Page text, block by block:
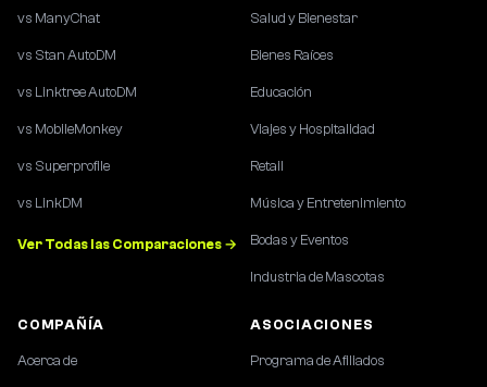
vs ManyChat
vs Stan AutoDM
vs Linktree AutoDM
vs MobileMonkey
vs Superprofile
vs LinkDM
Ver Todas las Comparaciones →
Salud y Bienestar
Bienes Raíces
Educación
Viajes y Hospitalidad
Retail
Música y Entretenimiento
Bodas y Eventos
Industria de Mascotas
COMPAÑÍA
Acerca de
ASOCIACIONES
Programa de Afiliados